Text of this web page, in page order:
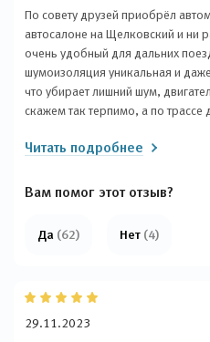
По совету друзей приобрёл
автосалоне на Щелковский и ни
очень удобный для дальних
шумоизоляция уникальная и
что убирает лишний шум,
скажем так терпимо, а по трассе
практически ничего не менял,
нравится.
Читать подробнее
Вам помог этот отзыв?
Да (62) Нет (4)
29.11.2023